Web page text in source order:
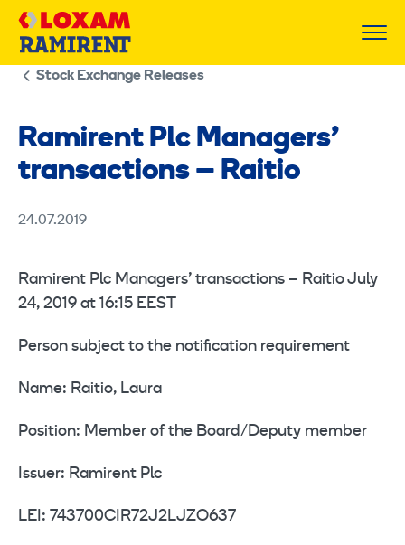
Skip
Stock Exchange Releases
Ramirent Plc Managers’
transactions – Raitio
24.07.2019
Ramirent Plc Managers’ transactions – Raitio July
24, 2019 at 16:15 EEST
Person subject to the notification requirement
Name: Raitio, Laura
Position: Member of the Board/Deputy member
Issuer: Ramirent Plc
LEI: 743700CIR72J2LJZO637